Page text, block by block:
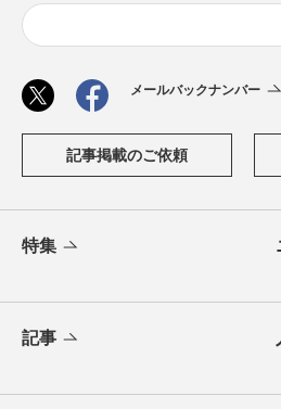
メールバックナンバー
記事掲載のご依頼
特集
記事